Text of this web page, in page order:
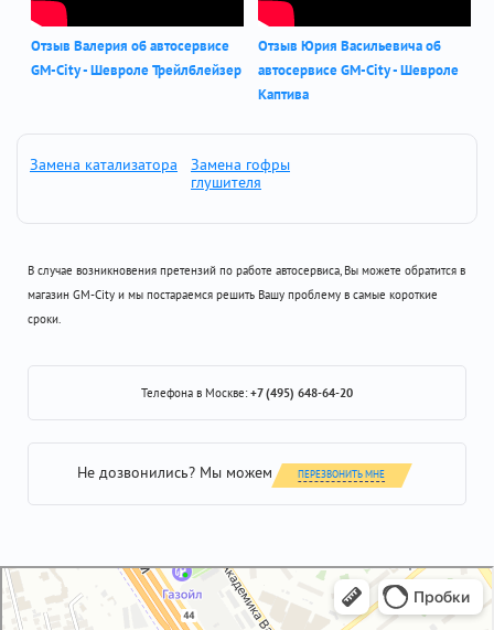
Отзыв Валерия об автосервисе
GM-City - Шевроле Трейлблейзер
Отзыв Юрия Васильевича об
автосервисе GM-City - Шевроле
Каптива
Замена катализатора
Замена гофры
глушителя
В случае возникновения претензий по работе автосервиса, Вы можете обратится в
магазин GM-City и мы постараемся решить Вашу проблему в самые короткие
сроки.
Телефона в Москве:+7 (495) 648-64-20
Не дозвонились? Мы можем ПЕРЕЗВОНИТЬ МНЕ
GM-City&VAG-Repair
Автосервис, автотехцентр в Москве
Магазин автозапчастей и автотоваров в Москве